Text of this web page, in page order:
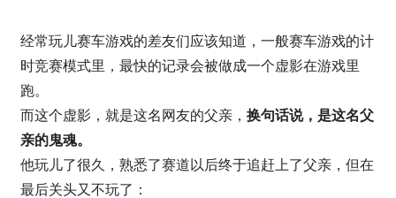
经常玩儿赛车游戏的差友们应该知道，一般赛车游戏的计
时竞赛模式里，最快的记录会被做成一个虚影在游戏里
跑。
而这个虚影，就是这名网友的父亲， 换句话说，是这名父
亲的鬼魂。
他玩儿了很久，熟悉了赛道以后终于追赶上了父亲，但在
最后关头又不玩了：